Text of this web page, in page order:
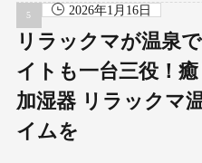
2026年1月16日
リラックマが温泉
イトも一台三役！
加湿器 リラックマ
イムを